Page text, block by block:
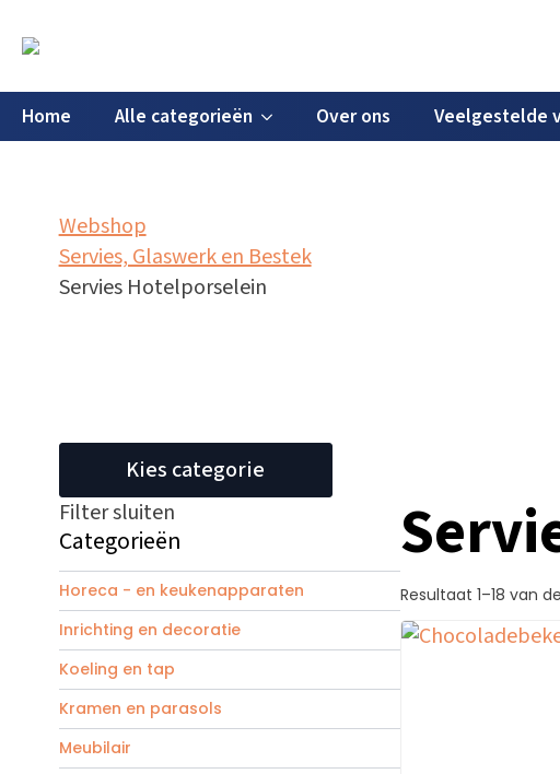
Home Alle categorieën Over ons Veelgestelde
Webshop
Servies, Glaswerk en Bestek
Servies Hotelporselein
Kies categorie
Filter sluiten
Categorieën
Horeca - en keukenapparaten
Inrichting en decoratie
Koeling en tap
Kramen en parasols
Meubilair
Resultaat 1–18 van